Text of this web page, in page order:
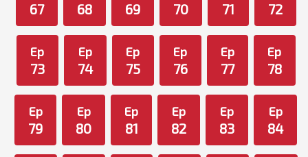
67 68 69 70 71 72
Ep
73
Ep
74
Ep
75
Ep
76
Ep
77
Ep
78
Ep
79
Ep
80
Ep
81
Ep
82
Ep
83
Ep
84